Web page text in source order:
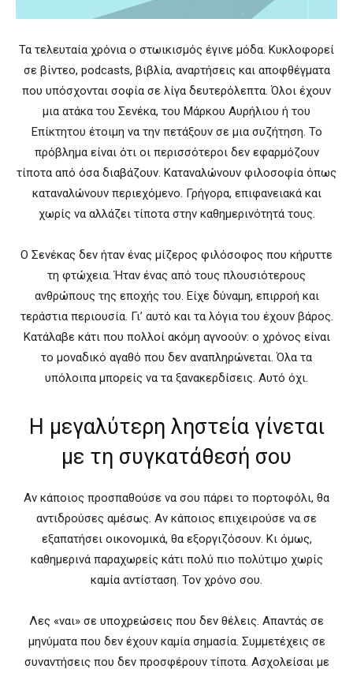
Τα τελευταία χρόνια ο στωικισμός έγινε μόδα. Κυκλοφορεί
σε βίντεο, podcasts, βιβλία, αναρτήσεις και αποφθέγματα
που υπόσχονται σοφία σε λίγα δευτερόλεπτα. Όλοι έχουν
μια ατάκα του Σενέκα, του Μάρκου Αυρήλιου ή του
Επίκτητου έτοιμη να την πετάξουν σε μια συζήτηση. Το
πρόβλημα είναι ότι οι περισσότεροι δεν εφαρμόζουν
τίποτα από όσα διαβάζουν. Καταναλώνουν φιλοσοφία όπως
καταναλώνουν περιεχόμενο. Γρήγορα, επιφανειακά και
χωρίς να αλλάζει τίποτα στην καθημερινότητά τους.
Ο Σενέκας δεν ήταν ένας μίζερος φιλόσοφος που κήρυττε
τη φτώχεια. Ήταν ένας από τους πλουσιότερους
ανθρώπους της εποχής του. Είχε δύναμη, επιρροή και
τεράστια περιουσία. Γι’ αυτό και τα λόγια του έχουν βάρος.
Κατάλαβε κάτι που πολλοί ακόμη αγνοούν: ο χρόνος είναι
το μοναδικό αγαθό που δεν αναπληρώνεται. Όλα τα
υπόλοιπα μπορείς να τα ξανακερδίσεις. Αυτό όχι.
Η μεγαλύτερη ληστεία γίνεται
με τη συγκατάθεσή σου
Αν κάποιος προσπαθούσε να σου πάρει το πορτοφόλι, θα
αντιδρούσες αμέσως. Αν κάποιος επιχειρούσε να σε
εξαπατήσει οικονομικά, θα εξοργιζόσουν. Κι όμως,
καθημερινά παραχωρείς κάτι πολύ πιο πολύτιμο χωρίς
καμία αντίσταση. Τον χρόνο σου.
Λες «ναι» σε υποχρεώσεις που δεν θέλεις. Απαντάς σε
μηνύματα που δεν έχουν καμία σημασία. Συμμετέχεις σε
συναντήσεις που δεν προσφέρουν τίποτα. Ασχολείσαι με